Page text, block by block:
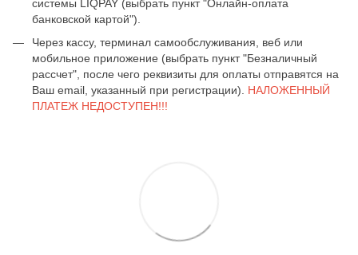
системы LIQPAY (выбрать пункт "Онлайн-оплата
банковской картой").
Через кассу, терминал самообслуживания, веб или
мобильное приложение (выбрать пункт "Безналичный
рассчет", после чего реквизиты для оплаты отправятся на
Ваш email, указанный при регистрации). НАЛОЖЕННЫЙ
ПЛАТЕЖ НЕДОСТУПЕН!!!